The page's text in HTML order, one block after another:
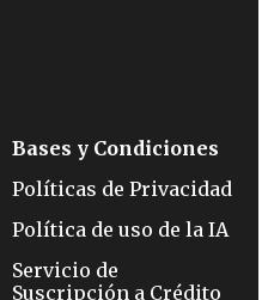
Bases y Condiciones
Políticas de Privacidad
Política de uso de la IA
Servicio de
Suscripción a Crédito